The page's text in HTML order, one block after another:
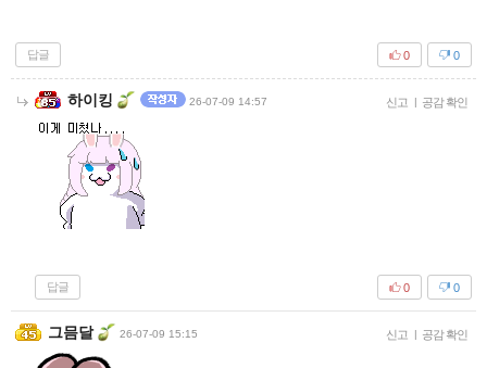
답글 0
0
하이킹 26-07-09 14:57 신고 | 공감 확인
답글 0
0
그믐달 26-07-09 15:15 신고 | 공감 확인